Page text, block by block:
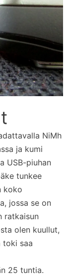
NiMh
ja kumi
USB-piuhan
tunkee
koko
jossa se on
ratkaisun
olen kuullut,
toki saa
25 tuntia.